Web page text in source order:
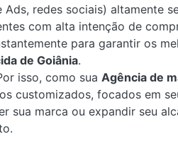
redes sociais) altamente
com alta intenção de
para garantir os
de Goiânia.
isso, como sua Agência de
customizados, focados em
sua marca ou expandir seu